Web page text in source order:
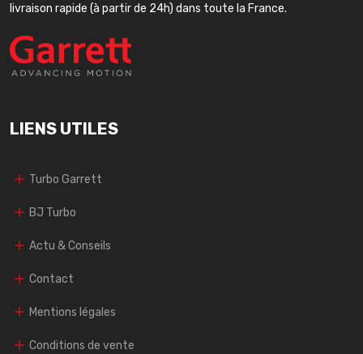
livraison rapide (à partir de 24h) dans toute la France.
LIENS UTILES
Turbo Garrett
BJ Turbo
Actu & Conseils
Contact
Mentions légales
Conditions de vente